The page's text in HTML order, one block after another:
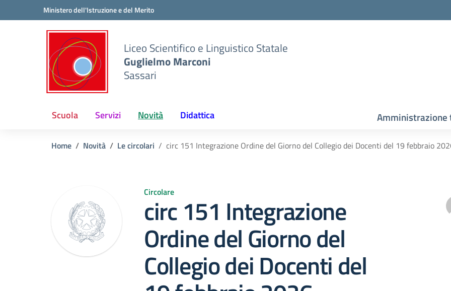
Vai ai contenuti
Vai al menu di navigazioneMinistero dell'Istruzione e del Merito
Liceo Scientifico e Linguistico Statale
Guglielmo Marconi
Sassari
Scuola Servizi Novità Didattica
Home Novità Le circolari circ 151 Integrazione Ordine del Giorno del Collegio dei Docenti del 19 febbraio
Circolare
circ 151 Integrazione
Ordine del Giorno del
Collegio dei Docenti del